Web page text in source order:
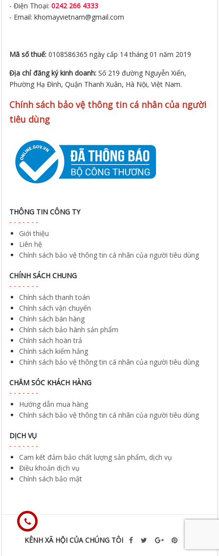
- Điện Thoại:0242 266 4333
- Email: khomayvietnam@gmail.com
Mã số thuế:0108586365 ngày cấp 14 tháng 01 năm 2019
Địa chỉ đăng ký kinh doanh:Số 219 đường Nguyễn Xiển,
Phường Hạ Đình, Quận Thanh Xuân, Hà Nội, Việt Nam.
Chính sách bảo vệ thông tin cá nhân của người
tiêu dùng
THÔNG TIN CÔNG TY
Giới thiệu
Liên hệ
Chính sách bảo vệ thông tin cá nhân của người tiêu dùng
CHÍNH SÁCH CHUNG
Chính sách thanh toán
Chính sách vận chuyển
Chính sách bán hàng
Chính sách bảo hành sản phẩm
Chính sách hoàn trả
Chính sách kiểm hảng
Chính sách bảo vệ thông tin cá nhân của người tiêu dùng
CHĂM SÓC KHÁCH HÀNG
Hướng dẫn mua hàng
Chính sách bảo vệ thông tin cá nhân của người tiêu dùng
DỊCH VỤ
Cam kết đảm bảo chất lượng sản phẩm, dịch vụ
Điều khoản dịch vụ
Chính sách bảo mật
KÊNH XÃ HỘI CỦA CHÚNG TÔI